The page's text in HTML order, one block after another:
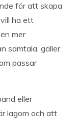
för att skapa
ha ett
mer
samtala, gäller
passar
eller
lagom och att